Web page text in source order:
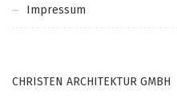
Impressum
CHRISTEN ARCHITEKTUR GMBH